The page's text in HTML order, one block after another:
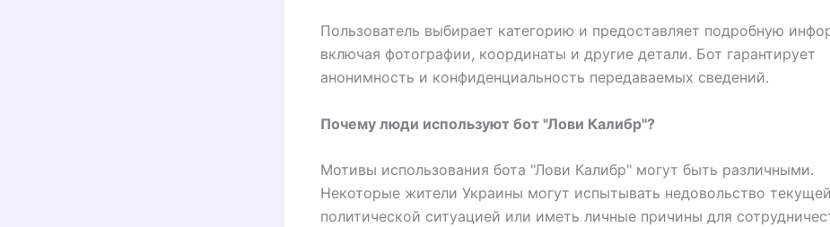
Пользователь выбирает категорию и предоставляет подробную
включая фотографии, координаты и другие детали. Бот гарантирует
анонимность и конфиденциальность передаваемых сведений.
Почему люди используют бот "Лови Калибр"?
Мотивы использования бота "Лови Калибр" могут быть различными.
Некоторые жители Украины могут испытывать недовольство текущей
политической ситуацией или иметь личные причины для